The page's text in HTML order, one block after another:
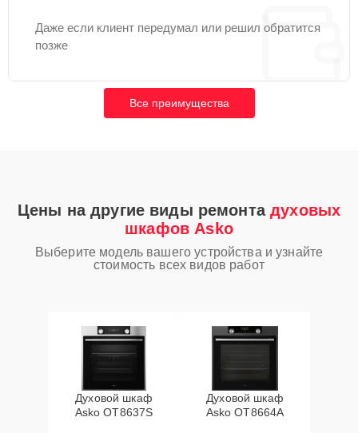
Даже если клиент передумал или решил обратится
позже
Все преимущества
Цены на другие виды ремонтадуховых
шкафов Asko
Выберите модель вашего устройства и узнайте
стоимость всех видов работ
Духовой шкаф
Asko OT8637S
Духовой шкаф
Asko OT8664A